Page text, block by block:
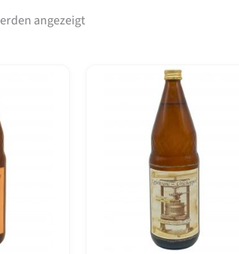
angezeigtNach